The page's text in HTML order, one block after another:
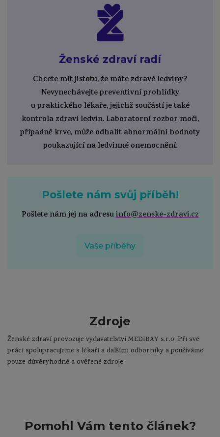
Ženské zdraví radí
Chcete mít jistotu, že máte zdravé ledviny?
Nevynechávejte preventivní prohlídky
u praktického lékaře, jejichž součástí je také
kontrola zdraví ledvin. Laboratorní rozbor moči,
případně krve, může odhalit abnormální hodnoty
poukazující na ledvinné onemocnění.
Pošlete nám svůj příběh!
Pošlete nám jej na adresuinfo@zenske-zdravi.cz
Vaše příběhy
Zdroje
Ženské zdraví provozuje vydavatelství MEDIBAY s.r.o. Při své
práci spolupracujeme s lékaři a dalšími odborníky a používáme
pouze důvěryhodné a ověřené zdroje.
Pomohl Vám tento článek?